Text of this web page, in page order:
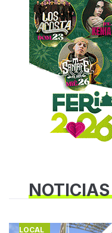
NOTICIAS
LOCAL